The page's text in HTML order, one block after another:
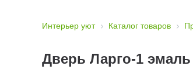
Интерьер уют Каталог товаров
Дверь Ларго-1 эмаль